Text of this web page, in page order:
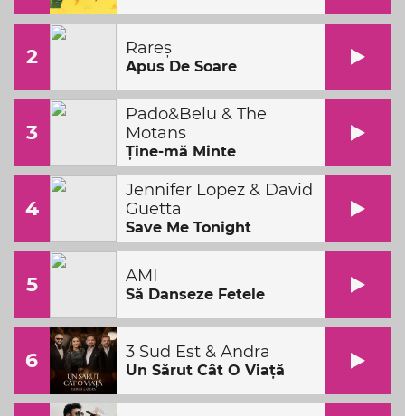
2 Rareș
Apus De Soare
3
Pado&Belu & The
Motans
Ține-mă Minte
4
Jennifer Lopez & David
Guetta
Save Me Tonight
5 AMI
Să Danseze Fetele
6 3 Sud Est & Andra
Un Sărut Cât O Viață